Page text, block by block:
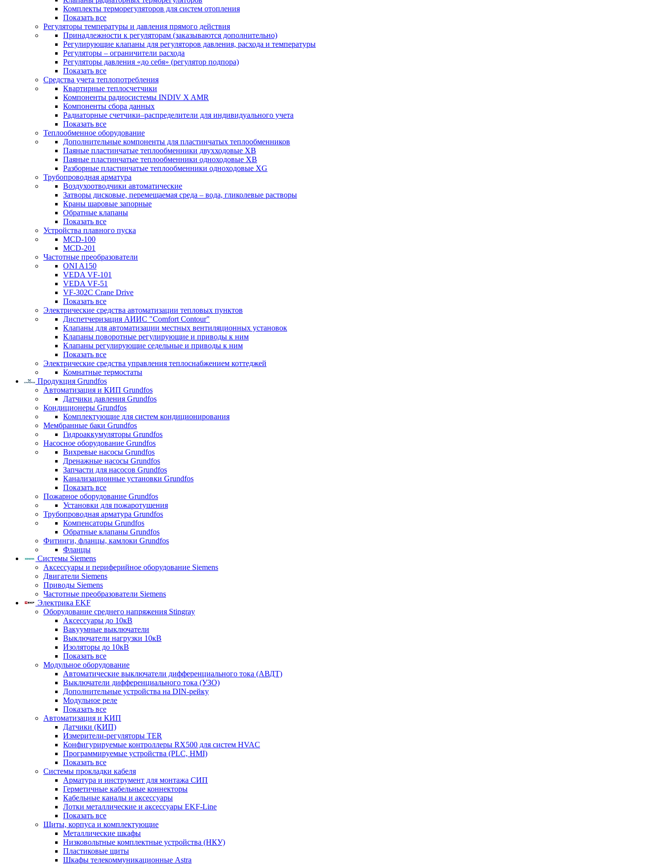
Комплекты терморегуляторов для систем отопления
Показать все
Регуляторы температуры и давления прямого действия
Принадлежности к регуляторам (заказываются дополнительно)
Регулирующие клапаны для регуляторов давления, расхода и температуры
Регуляторы – ограничители расхода
Регуляторы давления «до себя» (регулятор подпора)
Показать все
Средства учета теплопотребления
Квартирные теплосчетчики
Компоненты радиосистемы INDIV X AMR
Компоненты сбора данных
Радиаторные счетчики–распределители для индивидуального учета
Показать все
Теплообменное оборудование
Дополнительные компоненты для пластинчатых теплообменников
Паяные пластинчатые теплообменники двухходовые XB
Паяные пластинчатые теплообменники одноходовые ХВ
Разборные пластинчатые теплообменники одноходовые ХG
Трубопроводная арматура
Воздухоотводчики автоматические
Затворы дисковые, перемещаемая среда – вода, гликолевые растворы
Краны шаровые запорные
Обратные клапаны
Показать все
Устройства плавного пуска
MCD-100
MCD-201
Частотные преобразователи
ONI A150
VEDA VF-101
VEDA VF-51
VF-302C Crane Drive
Показать все
Электрические средства автоматизации тепловых пунктов
Диспетчеризация АИИС "Comfort Contour"
Клапаны для автоматизации местных вентиляционных установок
Клапаны поворотные регулирующие и приводы к ним
Клапаны регулирующие седельные и приводы к ним
Показать все
Электрические средства управления теплоснабжением коттеджей
Комнатные термостаты
Продукция Grundfos
Автоматизация и КИП Grundfos
Датчики давления Grundfos
Кондиционеры Grundfos
Комплектующие для систем кондиционирования
Мембранные баки Grundfos
Гидроаккумуляторы Grundfos
Насосное оборудование Grundfos
Вихревые насосы Grundfos
Дренажные насосы Grundfos
Запчасти для насосов Grundfos
Канализационные установки Grundfos
Показать все
Пожарное оборудование Grundfos
Установки для пожаротушения
Трубопроводная арматура Grundfos
Компенсаторы Grundfos
Обратные клапаны Grundfos
Фитинги, фланцы, камлоки Grundfos
Фланцы
Системы Siemens
Аксессуары и периферийное оборудование Siemens
Двигатели Siemens
Приводы Siemens
Частотные преобразователи Siemens
Электрика EKF
Оборудование среднего напряжения Stingray
Аксессуары до 10кВ
Вакуумные выключатели
Выключатели нагрузки 10кВ
Изоляторы до 10кВ
Показать все
Модульное оборудование
Автоматические выключатели дифференциального тока (АВДТ)
Выключатели дифференциального тока (УЗО)
Дополнительные устройства на DIN-рейку
Модульное реле
Показать все
Автоматизация и КИП
Датчики (КИП)
Измерители-регуляторы TER
Конфигурируемые контроллеры RX500 для систем HVAC
Программируемые устройства (PLC, HMI)
Показать все
Системы прокладки кабеля
Арматура и инструмент для монтажа СИП
Герметичные кабельные коннекторы
Кабельные каналы и аксессуары
Лотки металлические и аксессуары EKF-Line
Показать все
Щиты, корпуса и комплектующие
Металлические шкафы
Низковольтные комплектные устройства (НКУ)
Пластиковые щиты
Шкафы телекоммуникационные Astra